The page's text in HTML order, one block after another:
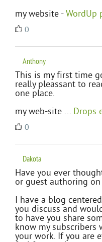
my website -WordUp
0
Anthony
This is my first time
really pleassant to
one place.
my web-site ... Drops
0
Dakota
Have you ever
or guest authoring
I have a blog
you discuss and
to have you share
know my subscribers
your work. If you are